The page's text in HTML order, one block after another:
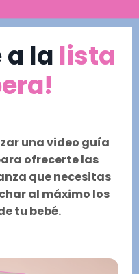
a la lista
unavideo guía
ofrecerte las
que necesitas
al máximo los
tu bebé.